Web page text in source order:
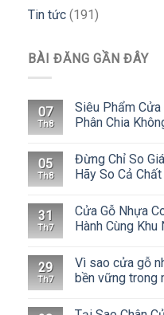
Tin tức (191)
BÀI ĐĂNG GẦN ĐÂY
07
Th8
Siêu Phẩm
Phân Chia
05
Th8
Đừng Chỉ So
Hãy So Cả
31
Th7
Cửa Gỗ Nhựa
Hành Cùng
29
Th7
Vì sao cửa gỗ
bền vững trong